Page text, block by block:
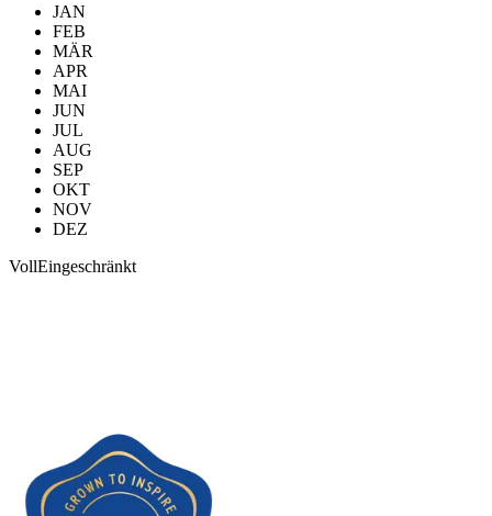
JAN
FEB
MÄR
APR
MAI
JUN
JUL
AUG
SEP
OKT
NOV
DEZ
VollEingeschränkt